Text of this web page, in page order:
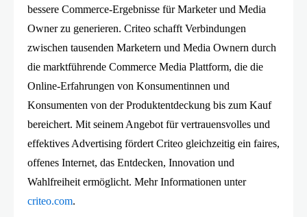
bessere Commerce-Ergebnisse für Marketer und Media
Owner zu generieren. Criteo schafft Verbindungen
zwischen tausenden Marketern und Media Ownern durch
die marktführende Commerce Media Plattform, die die
Online-Erfahrungen von Konsumentinnen und
Konsumenten von der Produktentdeckung bis zum Kauf
bereichert. Mit seinem Angebot für vertrauensvolles und
effektives Advertising fördert Criteo gleichzeitig ein faires,
offenes Internet, das Entdecken, Innovation und
Wahlfreiheit ermöglicht. Mehr Informationen unter
criteo.com.